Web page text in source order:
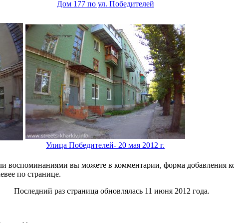
Дом 177 по ул. Победителей
Улица Победителей- 20 мая 2012 г.
воспоминаниями вы можете в комментарии, форма добавления
по странице.
Последний раз страница обновлялась 11 июня 2012 года.